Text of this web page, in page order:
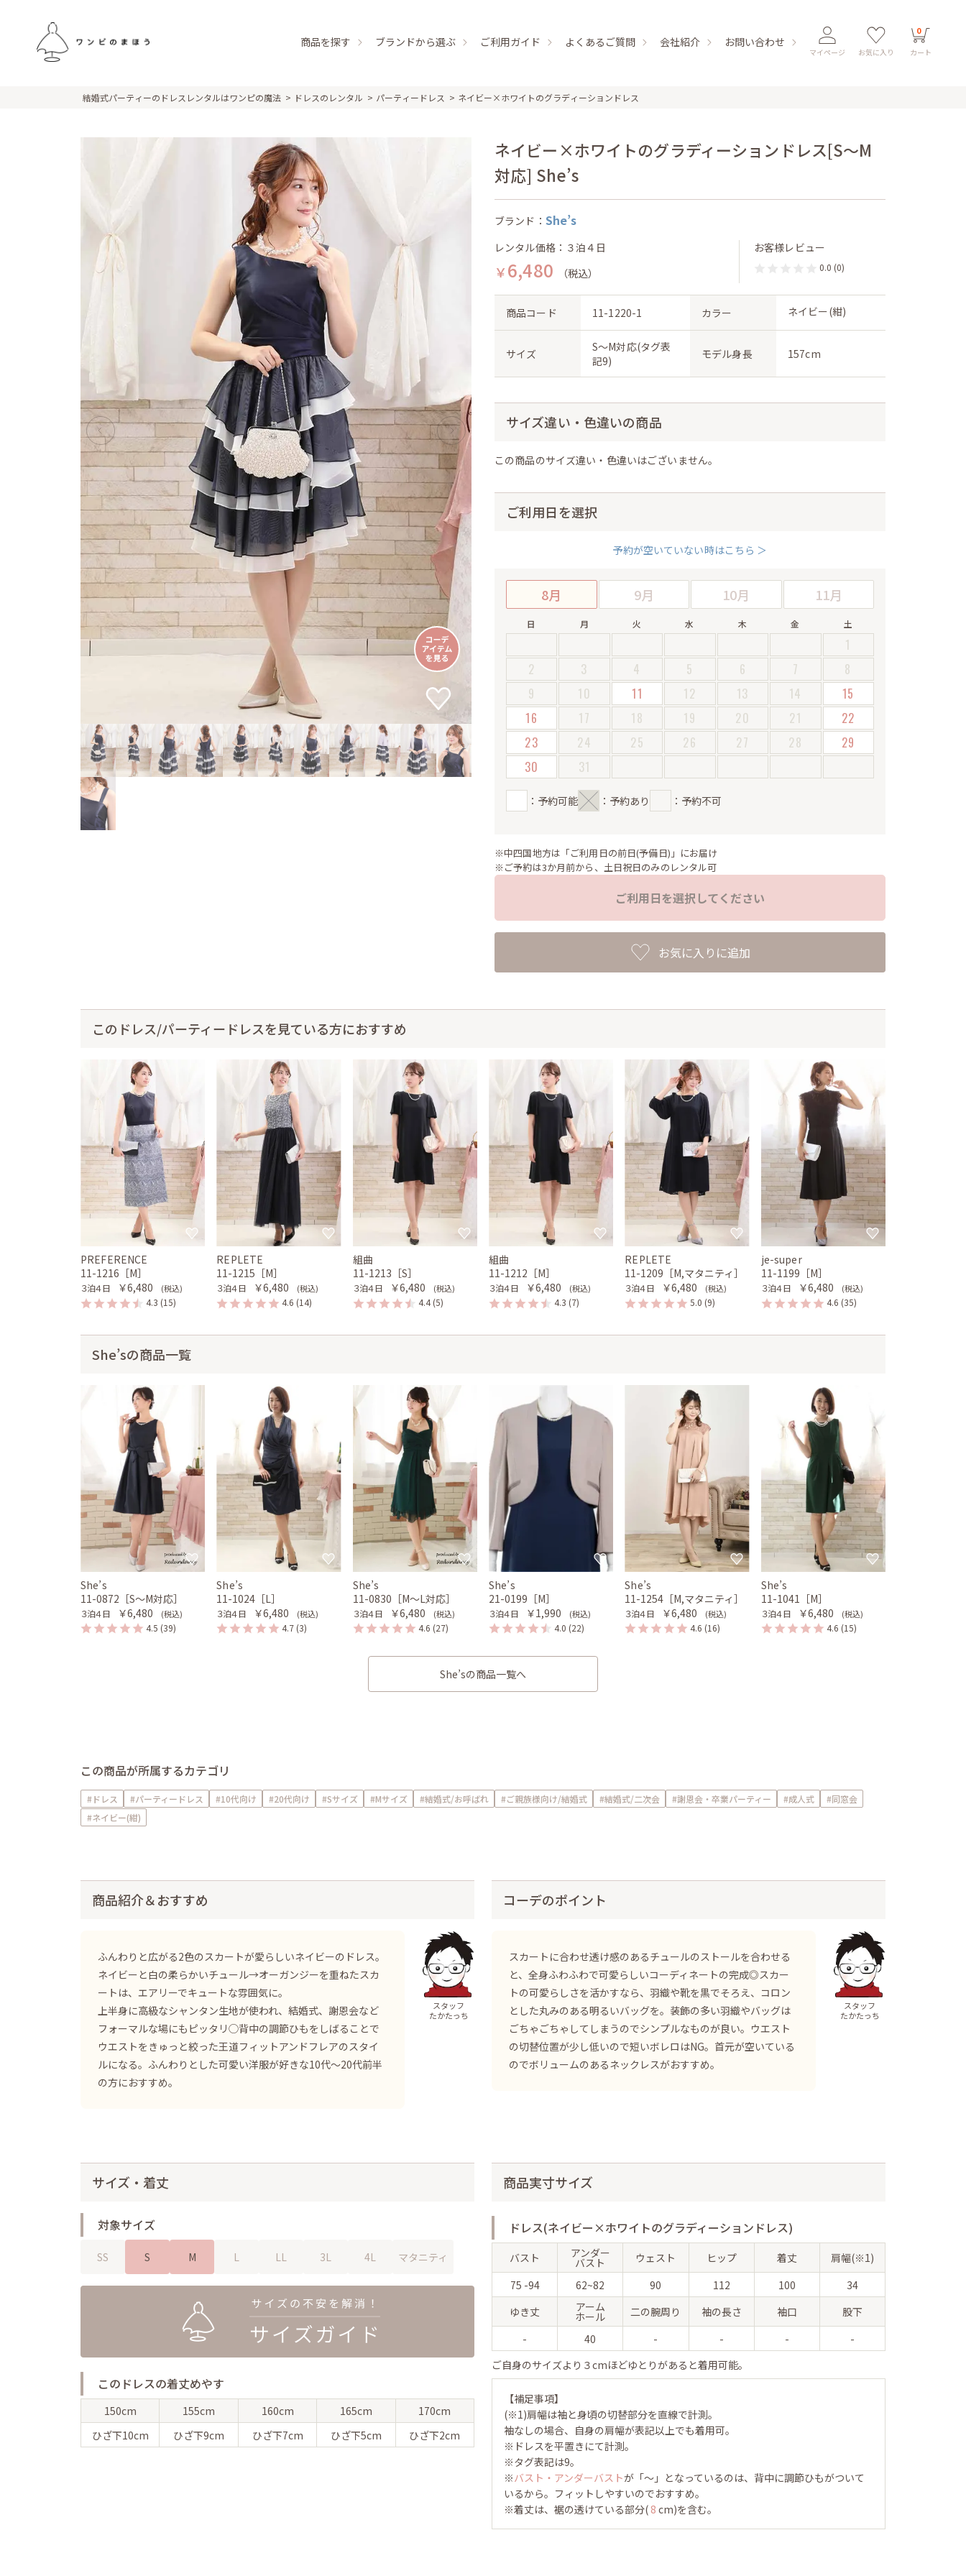
商品を探す ブランドから選ぶ ご利用ガイド よくあるご質問 会社紹介 お問い合わせ
マイページ お気に入り
0
カート
結婚式パーティーのドレスレンタルはワンピの魔法 ドレスのレンタル パーティードレス ネイビー×ホワイトのグラディーションドレス
ネイビー×ホワイトのグラディーションドレス[S〜M
対応] She’s
ブランド： She’s
レンタル価格：３泊４日
￥6,480 （税込）
お客様レビュー
0.0 (0)
商品コード 11-1220-1 カラー ネイビー(紺)
サイズ
S〜M対応(タグ表
記9)
モデル身長 157cm
サイズ違い・色違いの商品
この商品のサイズ違い・色違いはございません。
ご利用日を選択
予約が空いていない時はこちら ＞
8月 9月 10月 11月
日 月 火 水 木 金 土
1
2
3 4 5 6 7
8
9
10 11 12 13 14
15
16
17 18 19 20 21
22
23
24 25 26 27 28
29
30
31
：予約可能 ：予約あり ：予約不可
※中四国地方は「ご利用日の前日(予備日)」にお届け
※ご予約は3か月前から、土日祝日のみのレンタル可
ご利用日を選択してください
お気に入りに追加
このドレス/パーティードレスを見ている方におすすめ
PREFERENCE
11-1216［M］
３泊４日 ￥6,480 (税込)
4.3 (15)
REPLETE
11-1215［M］
３泊４日 ￥6,480 (税込)
4.6 (14)
組曲
11-1213［S］
３泊４日 ￥6,480 (税込)
4.4 (5)
組曲
11-1212［M］
３泊４日 ￥6,480 (税込)
4.3 (7)
REPLETE
11-1209［M,マタニティ］
３泊４日 ￥6,480 (税込)
5.0 (9)
je-super
11-1199［M］
３泊４日 ￥6,480 (税込)
4.6 (35)
She’sの商品一覧
She’s
11-0872［S〜M対応］
３泊４日 ￥6,480 (税込)
4.5 (39)
She’s
11-1024［L］
３泊４日 ￥6,480 (税込)
4.7 (3)
She’s
11-0830［M〜L対応］
３泊４日 ￥6,480 (税込)
4.6 (27)
She’s
21-0199［M］
３泊４日 ￥1,990 (税込)
4.0 (22)
She’s
11-1254［M,マタニティ］
３泊４日 ￥6,480 (税込)
4.6 (16)
She’s
11-1041［M］
３泊４日 ￥6,480 (税込)
4.6 (15)
She’sの商品一覧へ
この商品が所属するカテゴリ
#ドレス #パーティードレス #10代向け #20代向け #Sサイズ #Mサイズ #結婚式/お呼ばれ #ご親族様向け/結婚式 #結婚式/二次会 #謝恩会・卒業パーティー #成人式
#同窓会
#ネイビー(紺)
商品紹介＆おすすめ
ふんわりと広がる2色のスカートが愛らしいネイビーのドレス。
ネイビーと白の柔らかいチュール→オーガンジーを重ねたスカ
ートは、エアリーでキュートな雰囲気に。
上半身に高級なシャンタン生地が使われ、結婚式、謝恩会など
フォーマルな場にもピッタリ◯背中の調節ひもをしばることで
ウエストをきゅっと絞った王道フィットアンドフレアのスタイ
ルになる。ふんわりとした可愛い洋服が好きな10代〜20代前半
の方におすすめ。
スタッフ
たかたっち
コーデのポイント
スカートに合わせ透け感のあるチュールのストールを合わせる
と、全身ふわふわで可愛らしいコーディネートの完成◎スカー
トの可愛らしさを活かすなら、羽織や靴を黒でそろえ、コロン
とした丸みのある明るいバッグを。装飾の多い羽織やバッグは
ごちゃごちゃしてしまうのでシンプルなものが良い。ウエスト
の切替位置が少し低いので短いボレロはNG。首元が空いている
のでボリュームのあるネックレスがおすすめ。
スタッフ
たかたっち
サイズ・着丈
対象サイズ
SS S M L LL 3L 4L マタニティ
このドレスの着丈めやす
150cm 155cm 160cm 165cm
170cm
ひざ下10cm ひざ下9cm ひざ下7cm ひざ下5cm ひざ下2cm
商品実寸サイズ
ドレス(ネイビー×ホワイトのグラディーションドレス)
バスト アンダー
バスト ウェスト ヒップ 着丈
肩幅(※1)
75 -94
62~82 90 112 100
34
ゆき丈
アーム
ホール 二の腕周り 袖の長さ 袖口
股下
-
40 - - -
-
ご自身のサイズより３cmほどゆとりがあると着用可能。
【補足事項】
(※1)肩幅は袖と身頃の切替部分を直線で計測。
袖なしの場合、自身の肩幅が表記以上でも着用可。
※ドレスを平置きにて計測。
※タグ表記は9。
※バスト・アンダーバストが「～」となっているのは、背中に調節ひもがついて
いるから。フィットしやすいのでおすすめ。
※着丈は、裾の透けている部分( 8 cm)を含む。